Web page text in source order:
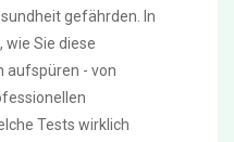
gefährden. In
wie Sie diese
aufspüren - von
Tests wirklich